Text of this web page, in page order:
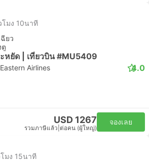
โมง 10นาที
ยว
ตู
หยัด | เที่ยวบิน #MU5409
Airlines 4.0
USD 1267
รวมภาษีแล้ว ต่อคน (ผู้ใหญ่)
จองเลย
มง 15นาที